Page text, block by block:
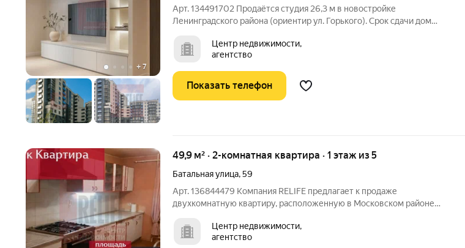
+ 7
Арт. 134491702 Продаётся студия 26,3 м в новостройке
Ленинградского района (ориентир ул. Горького). Срок сдачи дома
идёт, вы выигрываете в стоимости. Надоело платить чужую
ипотеку и
Центр недвижимости,
агентство
Показать телефон
49,9 м² · 2-комнатная квартира · 1 этаж из 5
Батальная улица,59
Арт. 136844479 Компания RELIFE предлагает к продаже
двухкомнатную квартиру, расположенную в Московском районе
которых 9 м - кухня Совмещенный су Преимущества:Большая
парковка возле дома.
Центр недвижимости,
агентство